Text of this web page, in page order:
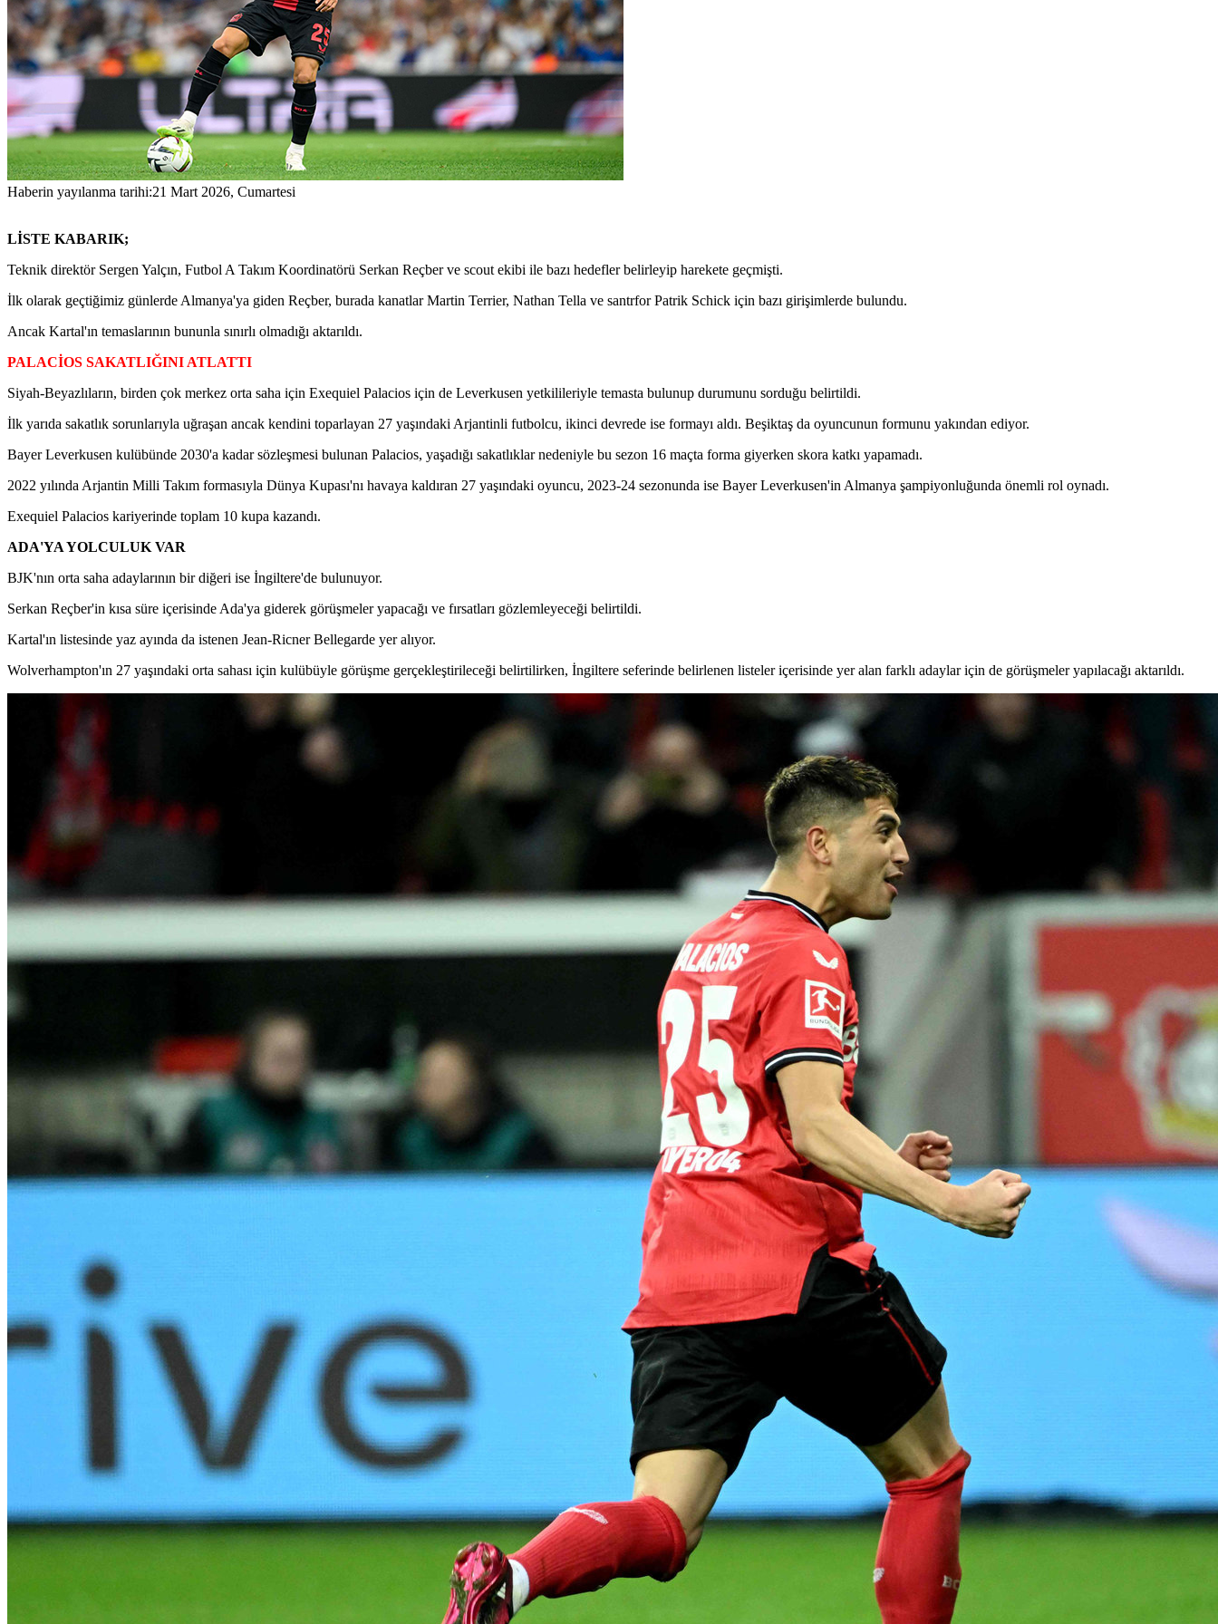
Haberin yayılanma tarihi:21 Mart 2026, Cumartesi
LİSTE KABARIK;
Teknik direktör Sergen Yalçın, Futbol A Takım Koordinatörü Serkan Reçber ve scout ekibi ile bazı hedefler belirleyip harekete geçmişti.
İlk olarak geçtiğimiz günlerde Almanya'ya giden Reçber, burada kanatlar Martin Terrier, Nathan Tella ve santrfor Patrik Schick için bazı girişimlerde bulundu.
Ancak Kartal'ın temaslarının bununla sınırlı olmadığı aktarıldı.
PALACİOS SAKATLIĞINI ATLATTI
Siyah-Beyazlıların, birden çok merkez orta saha için Exequiel Palacios için de Leverkusen yetkilileriyle temasta bulunup durumunu sorduğu belirtildi.
İlk yarıda sakatlık sorunlarıyla uğraşan ancak kendini toparlayan 27 yaşındaki Arjantinli futbolcu, ikinci devrede ise formayı aldı. Beşiktaş da oyuncunun formunu yakından ediyor.
Bayer Leverkusen kulübünde 2030'a kadar sözleşmesi bulunan Palacios, yaşadığı sakatlıklar nedeniyle bu sezon 16 maçta forma giyerken skora katkı yapamadı.
2022 yılında Arjantin Milli Takım formasıyla Dünya Kupası'nı havaya kaldıran 27 yaşındaki oyuncu, 2023-24 sezonunda ise Bayer Leverkusen'in Almanya şampiyonluğunda önemli rol oynadı.
Exequiel Palacios kariyerinde toplam 10 kupa kazandı.
ADA'YA YOLCULUK VAR
BJK'nın orta saha adaylarının bir diğeri ise İngiltere'de bulunuyor.
Serkan Reçber'in kısa süre içerisinde Ada'ya giderek görüşmeler yapacağı ve fırsatları gözlemleyeceği belirtildi.
Kartal'ın listesinde yaz ayında da istenen Jean-Ricner Bellegarde yer alıyor.
Wolverhampton'ın 27 yaşındaki orta sahası için kulübüyle görüşme gerçekleştirileceği belirtilirken, İngiltere seferinde belirlenen listeler içerisinde yer alan farklı adaylar için de görüşmeler yapılacağı aktarıldı.